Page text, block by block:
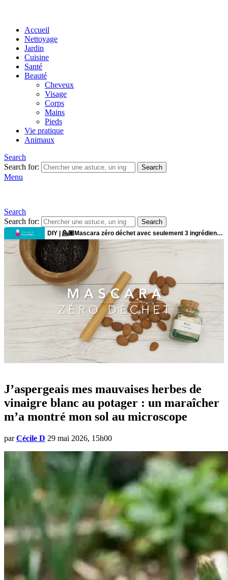
Accueil
Nettoyage
Jardin
Cuisine
Santé
Beauté
Cheveux
Visage
Corps
Mains
Pieds
Vie pratique
Animaux
Search
Search for:
Search
Menu
Search
Search for:
Search
J’aspergeais mes mauvaises herbes de
vinaigre blanc au potager : un maraîcher
m’a montré mon sol au microscope
par Cécile D 29 mai 2026, 15h00